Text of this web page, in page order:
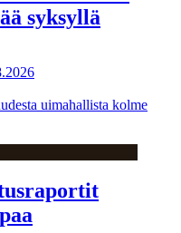
syksyllä
uimahallista kolme